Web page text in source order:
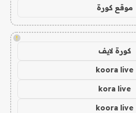
موقع كورة
!
كورة لايف
koora live
kora live
koora live